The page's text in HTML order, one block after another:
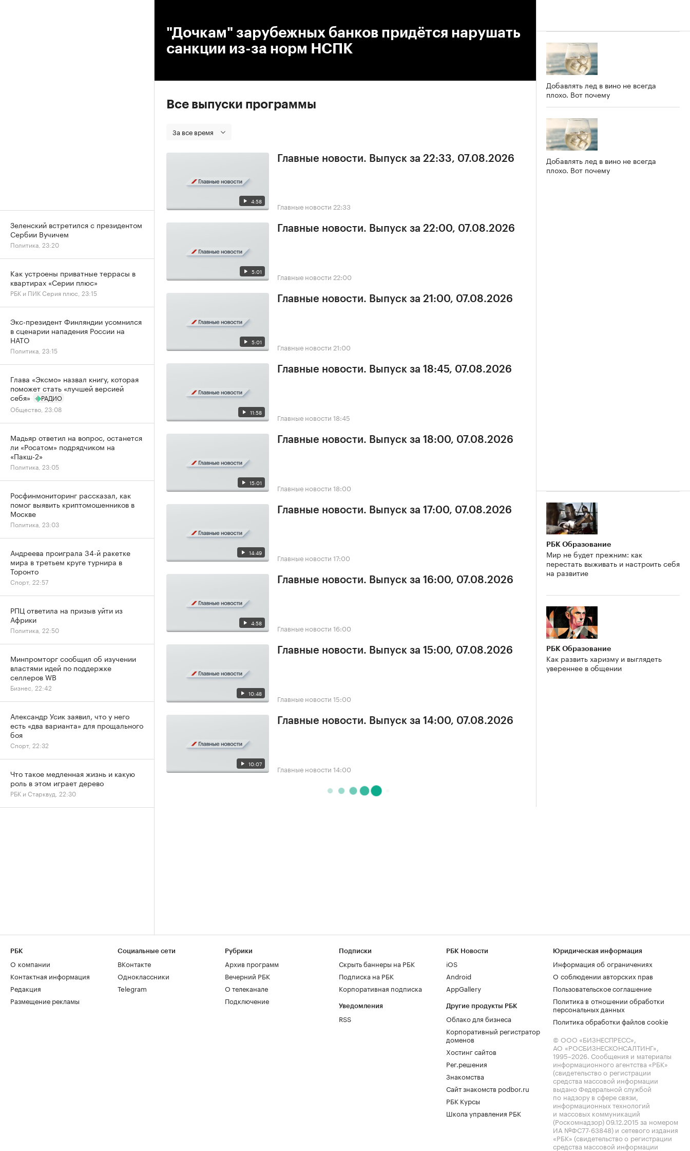
"Дочкам" зарубежных банков придётся нарушать
санкции из-за норм НСПК
Все выпуски программы
За все время
4:58
Главные новости. Выпуск за 22:33, 07.08.2026
Главные новости 22:33
5:01
Главные новости. Выпуск за 22:00, 07.08.2026
Главные новости 22:00
5:01
Главные новости. Выпуск за 21:00, 07.08.2026
Главные новости 21:00
11:58
Главные новости. Выпуск за 18:45, 07.08.2026
Главные новости 18:45
15:01
Главные новости. Выпуск за 18:00, 07.08.2026
Главные новости 18:00
14:49
Главные новости. Выпуск за 17:00, 07.08.2026
Главные новости 17:00
4:58
Главные новости. Выпуск за 16:00, 07.08.2026
Главные новости 16:00
10:48
Главные новости. Выпуск за 15:00, 07.08.2026
Главные новости 15:00
10:07
Главные новости. Выпуск за 14:00, 07.08.2026
Главные новости 14:00
Добавлять лед в вино не всегда
плохо. Вот почему
Добавлять лед в вино не всегда
плохо. Вот почему
РБК Образование
Мир не будет прежним: как
перестать выживать и настроить себя
на развитие
РБК Образование
Как развить харизму и выглядеть
увереннее в общении
Зеленский встретился с президентом
Сербии Вучичем
Политика, 23:20
Как устроены приватные террасы в
квартирах «Серии плюс»
РБК и ПИК Серия плюс, 23:15
Экс-президент Финляндии усомнился
в сценарии нападения России на
НАТО
Политика, 23:15
Глава «Эксмо» назвал книгу, которая
поможет стать «лучшей версией
себя»
РАДИО
Общество, 23:08
Мадьяр ответил на вопрос, останется
ли «Росатом» подрядчиком на
«Пакш-2»
Политика, 23:05
Росфинмониторинг рассказал, как
помог выявить криптомошенников в
Москве
Политика, 23:03
Андреева проиграла 34-й ракетке
мира в третьем круге турнира в
Торонто
Спорт, 22:57
РПЦ ответила на призыв уйти из
Африки
Политика, 22:50
Минпромторг сообщил об изучении
властями идей по поддержке
селлеров WB
Бизнес, 22:42
Александр Усик заявил, что у него
есть «два варианта» для прощального
боя
Спорт, 22:32
Что такое медленная жизнь и какую
роль в этом играет дерево
РБК и Старквуд, 22:30
РБК
О компании
Контактная информация
Редакция
Размещение рекламы
Социальные сети
ВКонтакте
Одноклассники
Telegram
Рубрики
Архив программ
Вечерний РБК
О телеканале
Подключение
Подписки
Скрыть баннеры на РБК
Подписка на РБК
Корпоративная подписка
Уведомления
RSS
РБК Новости
iOS
Android
AppGallery
Другие продукты РБК
Облако для бизнеса
Корпоративный регистратор
доменов
Хостинг сайтов
Рег.решения
Знакомства
Сайт знакомств podbor.ru
РБК Курсы
Школа управления РБК
Юридическая информация
Информация об ограничениях
О соблюдении авторских прав
Пользовательское соглашение
Политика в отношении обработки
персональных данных
Политика обработки файлов cookie
© ООО «БИЗНЕСПРЕСС»,
АО «РОСБИЗНЕСКОНСАЛТИНГ»,
1995–2026. Сообщения и материалы
информационного агентства «РБК»
(свидетельство о регистрации
средства массовой информации
выдано Федеральной службой
по надзору в сфере связи,
информационных технологий
и массовых коммуникаций
(Роскомнадзор) 09.12.2015 за номером
ИА №ФС77-63848) и сетевого издания
«РБК» (свидетельство о регистрации
средства массовой информации